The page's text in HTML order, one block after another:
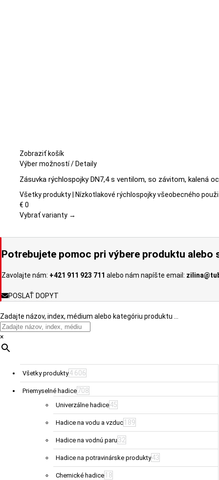
Zobraziť košík
Výber možnostíTento
má
viacero
Možnosti
môžete
na
produktu.
/Detaily
Zásuvka rýchlospojky DN7,4 s ventilom, so závitom, kalená
Všetky produkty | Nízkotlakové rýchlospojky všeobecného
€ 0
Vybrať varianty →
Potrebujete pomoc pri výbere produktu alebo
Zavolajte nám: +421 911 923 711 alebo nám napíšte email:
POSLAŤ DOPYT
Zadajte názov, index, médium alebo kategóriu produktu …
×
Všetky produkty4 606
Priemyselné hadice708
Univerzálne hadice45
Hadice na vodu a vzduc 189
Hadice na vodnú paru 32
Hadice na potravinárske produkty43
Chemické hadice 18